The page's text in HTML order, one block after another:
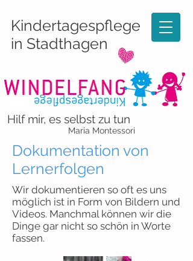
Kindertagespflege
in Stadthagen
Hilf mir, es selbst zu tun
Maria Montessori
Dokumentation von
Lernerfolgen
Wir dokumentieren so oft es uns
möglich ist in Form von Bildern und
Videos. Manchmal können wir die
Dinge gar nicht so schön in Worte
fassen.